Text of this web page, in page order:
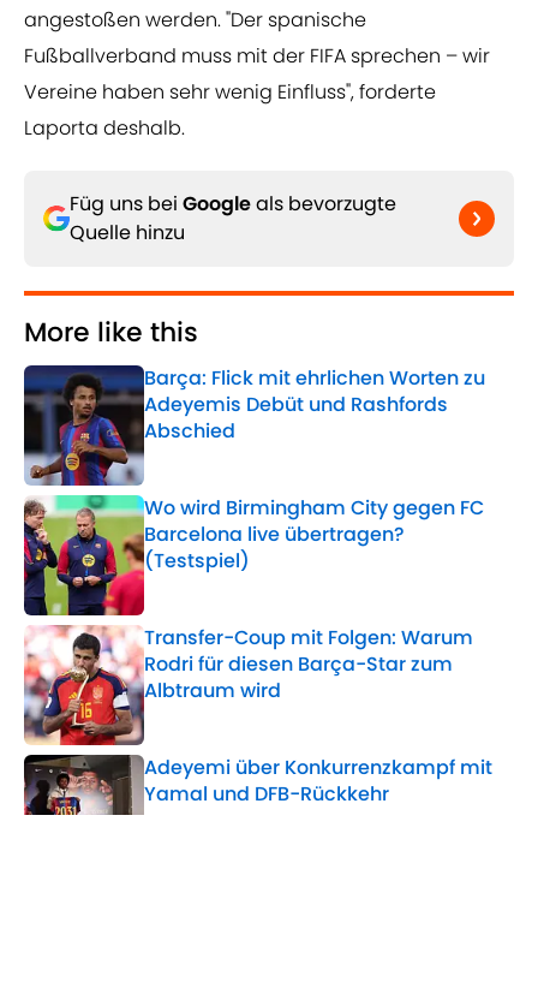
angestoßen werden. "Der spanische
Fußballverband muss mit der FIFA sprechen – wir
Vereine haben sehr wenig Einfluss", forderte
Laporta deshalb.
Füg uns bei Googleals bevorzugte
Quelle hinzu
More like this
Barça: Flick mit ehrlichen Worten zu
Adeyemis Debüt und Rashfords
Abschied
Published by on Invalid Date
Wo wird Birmingham City gegen FC
Barcelona live übertragen?
(Testspiel)
Published by on Invalid Date
Transfer-Coup mit Folgen: Warum
Rodri für diesen Barça-Star zum
Albtraum wird
Published by on Invalid Date
Adeyemi über Konkurrenzkampf mit
Yamal und DFB-Rückkehr
Published by on Invalid Date